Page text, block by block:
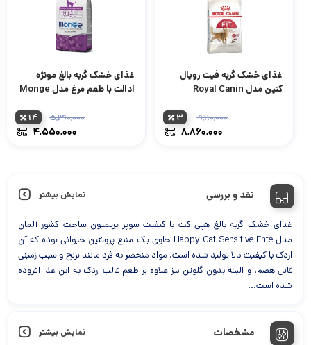
غذای خشک گربه فیت رویال
کنین مدل Royal Canin
۹,۱۱۰,۰۰۰
قیمت
۸,۸۶۰,۰۰۰
۳
غذای خشک گربه بالغ مونژه
ادالت با طعم مرغ مدل Monge
Adult Rich in Chicken وزن
۵,۲۹۰,۰۰۰
۴,۵۵۰,۰۰۰
۱۴
نقد و بررسی نمایش بیشتر
غذای خشک گربه بالغ هپی کت با کیفیت سوپر پریمیون ساخت کشور آلمان
مدل Happy Cat Sensitive Ente حاوی یک منبع پروتئین حیوانی بوده که آن
اردک با کیفیت بالا تولید شده است. مواد منحصر به فرد مانند برنج و سیب زمینی
قابل هضم، و البته بدون گلوتن نیز علاوه بر طعم قالب اردک به این غذا افزوده
شده است...
مشخصات نمایش بیشتر